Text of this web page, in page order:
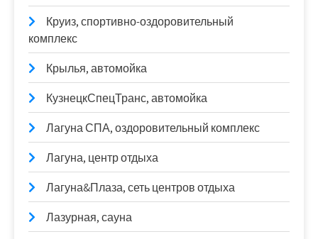
Круиз, спортивно-оздоровительный
комплекс
Крылья, автомойка
КузнецкСпецТранс, автомойка
Лагуна СПА, оздоровительный комплекс
Лагуна, центр отдыха
Лагуна&Плаза, сеть центров отдыха
Лазурная, сауна